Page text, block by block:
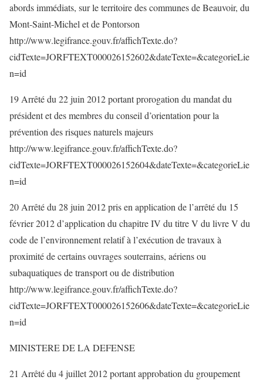
abords immédiats, sur le territoire des communes de Beauvoir, du
Mont-Saint-Michel et de Pontorson
http://www.legifrance.gouv.fr/affichTexte.do?
cidTexte=JORFTEXT000026152602&dateTexte=&categorieLie
n=id
19 Arrêté du 22 juin 2012 portant prorogation du mandat du
président et des membres du conseil d’orientation pour la
prévention des risques naturels majeurs
http://www.legifrance.gouv.fr/affichTexte.do?
cidTexte=JORFTEXT000026152604&dateTexte=&categorieLie
n=id
20 Arrêté du 28 juin 2012 pris en application de l’arrêté du 15
février 2012 d’application du chapitre IV du titre V du livre V du
code de l’environnement relatif à l’exécution de travaux à
proximité de certains ouvrages souterrains, aériens ou
subaquatiques de transport ou de distribution
http://www.legifrance.gouv.fr/affichTexte.do?
cidTexte=JORFTEXT000026152606&dateTexte=&categorieLie
n=id
MINISTERE DE LA DEFENSE
21 Arrêté du 4 juillet 2012 portant approbation du groupement